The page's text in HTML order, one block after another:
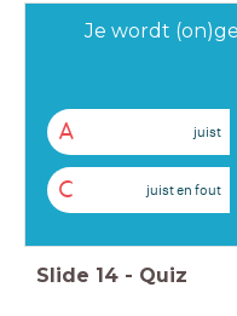
Je wordt
A juist
C juist en fout
Slide 14 - Quiz